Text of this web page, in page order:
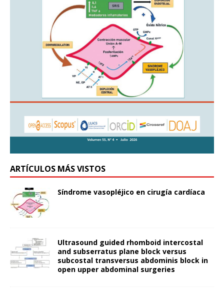
ARTÍCULOS MÁS VISTOS
Síndrome vasopléjico en cirugía cardíaca
Ultrasound guided rhomboid intercostal
and subserratus plane block versus
subcostal transversus abdominis block in
open upper abdominal surgeries